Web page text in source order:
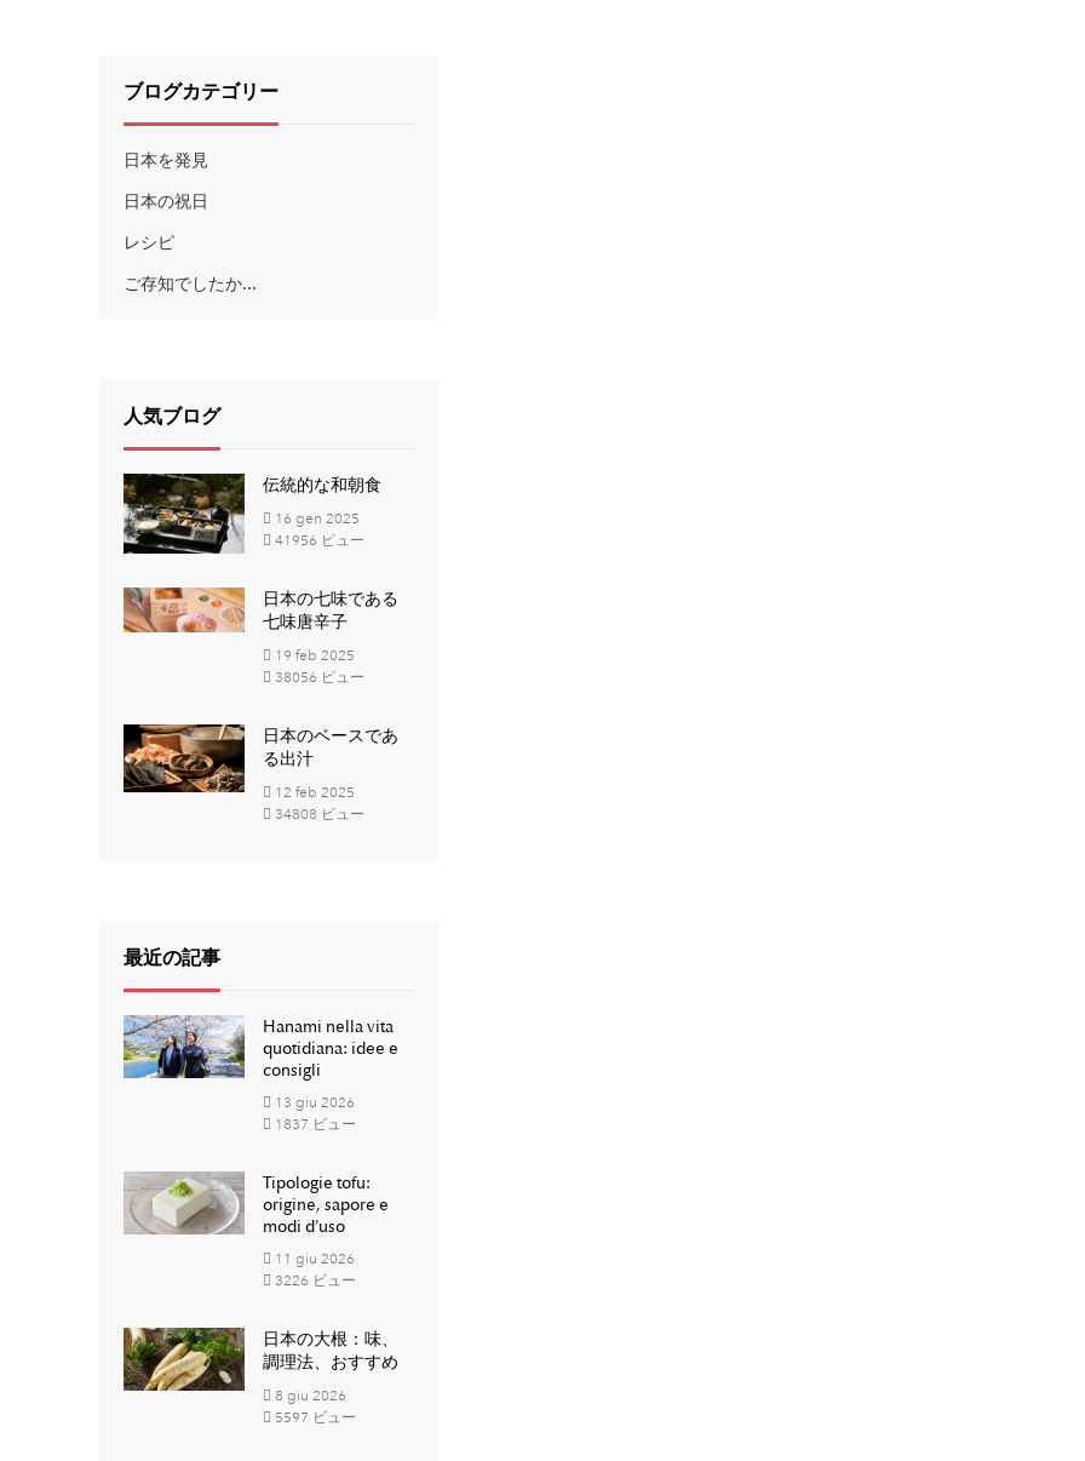
ブログカテゴリー
日本を発見
日本の祝日
レシピ
ご存知でしたか...
人気ブログ
伝統的な和朝食
16 gen 2025
41956 ビュー
日本の七味である
七味唐辛子
19 feb 2025
38056 ビュー
日本のベースであ
る出汁
12 feb 2025
34808 ビュー
最近の記事
Hanami nella vita
quotidiana: idee e
consigli
13 giu 2026
1837 ビュー
Tipologie tofu:
origine, sapore e
modi d’uso
11 giu 2026
3226 ビュー
日本の大根：味、
調理法、おすすめ
8 giu 2026
5597 ビュー